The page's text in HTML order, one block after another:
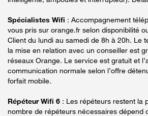
Spécialistes Wifi : Accompagnement
vous pris sur orange.fr selon disponibilité
Client du lundi au samedi de 8h à 20h. Le
la mise en relation avec un conseiller est
réseaux Orange. Le service est gratuit et
communication normale selon l’offre
forfait mobile.
Répéteur Wifi 6 : Les répéteurs restent la
nombre de répéteurs nécessaires dépend